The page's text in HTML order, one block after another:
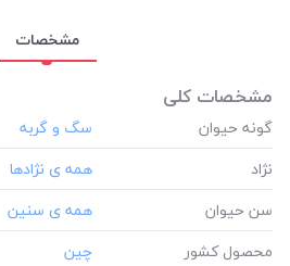
مشخصات
مشخصات کلی
گونه حیوان
نژاد
سن حیوان
محصول کشور